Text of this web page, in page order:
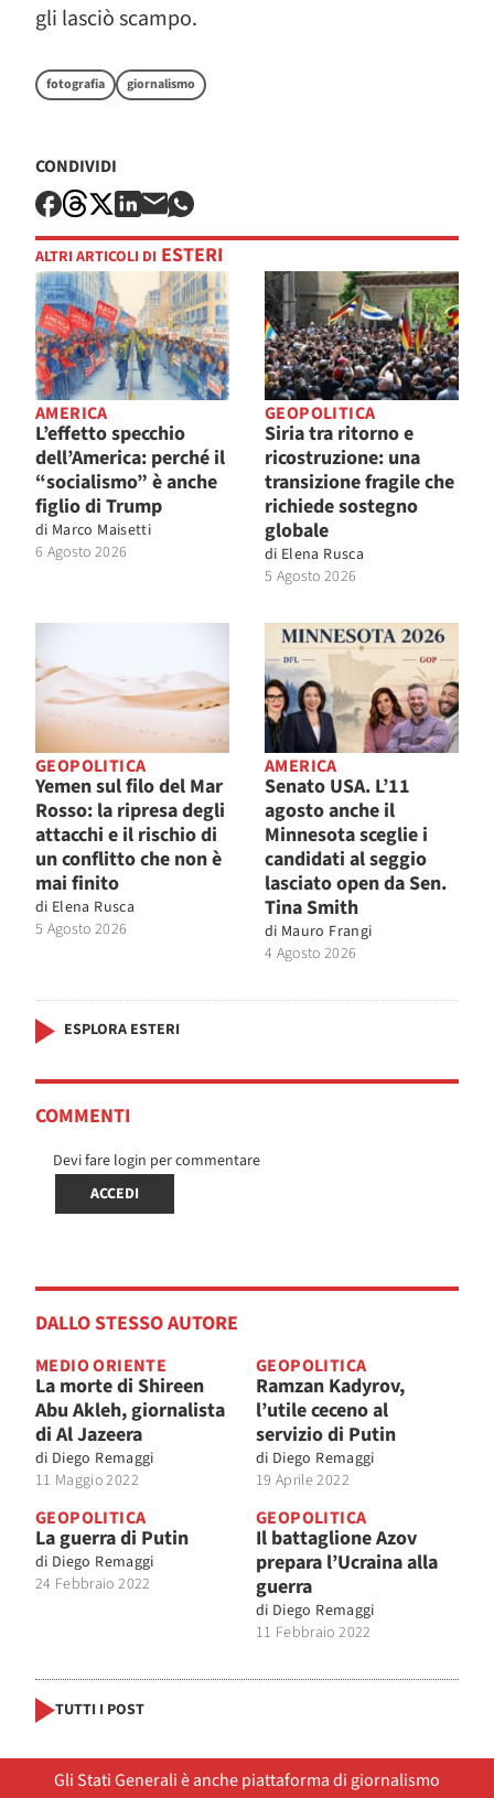
gli lasciò scampo.
fotografia giornalismo
CONDIVIDI
ALTRI ARTICOLI DI ESTERI
AMERICA
L’effetto specchio
dell’America: perché il
“socialismo” è anche
figlio di Trump
di Marco Maisetti
6 Agosto 2026
GEOPOLITICA
Siria tra ritorno e
ricostruzione: una
transizione fragile che
richiede sostegno
globale
di Elena Rusca
5 Agosto 2026
GEOPOLITICA
Yemen sul filo del Mar
Rosso: la ripresa degli
attacchi e il rischio di
un conflitto che non è
mai finito
di Elena Rusca
5 Agosto 2026
AMERICA
Senato USA. L’11
agosto anche il
Minnesota sceglie i
candidati al seggio
lasciato open da Sen.
Tina Smith
di Mauro Frangi
4 Agosto 2026
ESPLORA ESTERI
COMMENTI
Devi fare login per commentare
ACCEDI
DALLO STESSO AUTORE
MEDIO ORIENTE
La morte di Shireen
Abu Akleh, giornalista
di Al Jazeera
di Diego Remaggi
11 Maggio 2022
GEOPOLITICA
Ramzan Kadyrov,
l’utile ceceno al
servizio di Putin
di Diego Remaggi
19 Aprile 2022
GEOPOLITICA
La guerra di Putin
di Diego Remaggi
24 Febbraio 2022
GEOPOLITICA
Il battaglione Azov
prepara l’Ucraina alla
guerra
di Diego Remaggi
11 Febbraio 2022
TUTTI I POST
Gli Stati Generali è anche piattaforma di giornalismo